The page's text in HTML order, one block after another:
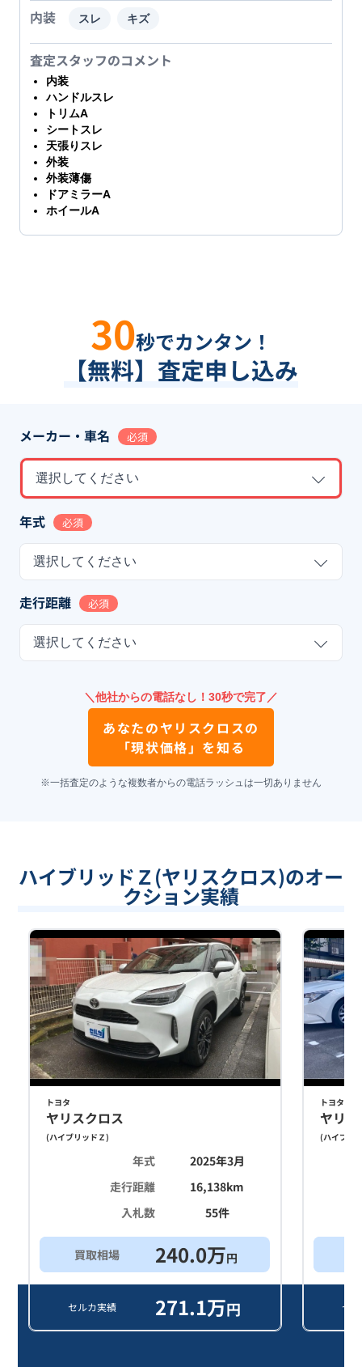
内装 スレ キズ
査定スタッフのコメント
内装
ハンドルスレ
トリムA
シートスレ
天張りスレ
外装
外装薄傷
ドアミラーA
ホイールA
30秒でカンタン！
【無料】査定申し込み
メーカー・車名 必須
選択してください
年式 必須
選択してください
走行距離 必須
選択してください
＼他社からの電話なし！30秒で完了／
あなたのヤリスクロスの
「現状価格」を知る
※一括査定のような複数者からの電話ラッシュは一切ありません
ハイブリッドＺ(ヤリスクロス)のオー
クション実績
トヨタ
ヤリスクロス
(ハイブリッドＺ)
年式
2025年3月
走行距離
16,138km
入札数
55件
買取相場 240.0万円
セルカ実績 271.1万円
トヨタ
ヤリ
(ハイブリ
セ